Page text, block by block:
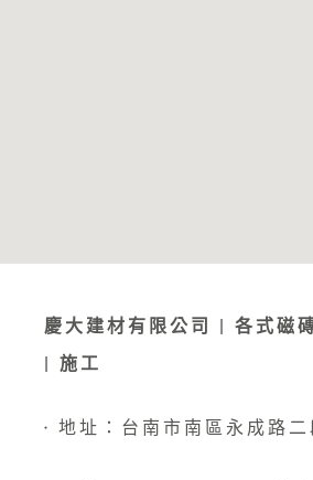
慶大建材有限公司 | 各式磁
| 施工
● 地址：台南市南區永成路